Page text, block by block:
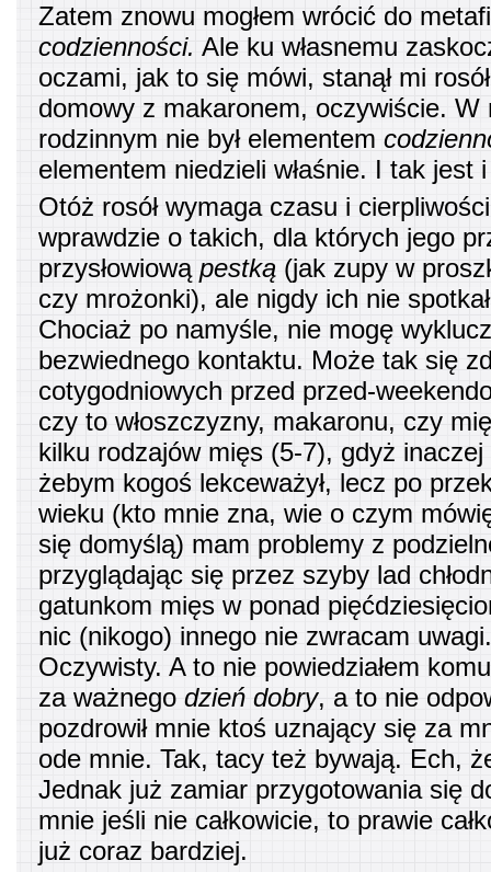
Zatem znowu mogłem wrócić do
codzienności. Ale ku własnemu
oczami, jak to się mówi, stanął mi
domowy z makaronem, oczywiście. W
rodzinnym nie był elementem
elementem niedzieli właśnie. I tak jest
Otóż rosół wymaga czasu i
wprawdzie o takich, dla których jego
przysłowiowąpestką (jak zupy w
czy mrożonki), ale nigdy ich nie
Chociaż po namyśle, nie mogę
bezwiednego kontaktu. Może tak się
cotygodniowych przed przed-
czy to włoszczyzny, makaronu, czy
kilku rodzajów mięs (5-7), gdyż
żebym kogoś lekceważył, lecz po
wieku (kto mnie zna, wie o czym
się domyślą) mam problemy z
przyglądając się przez szyby lad
gatunkom mięs w ponad
nic (nikogo) innego nie zwracam
Oczywisty. A to nie powiedziałem
za ważnego dzień dobry, a to nie
pozdrowił mnie ktoś uznający się za
ode mnie. Tak, tacy też bywają. Ech,
Jednak już zamiar przygotowania się
mnie jeśli nie całkowicie, to prawie
już coraz bardziej.